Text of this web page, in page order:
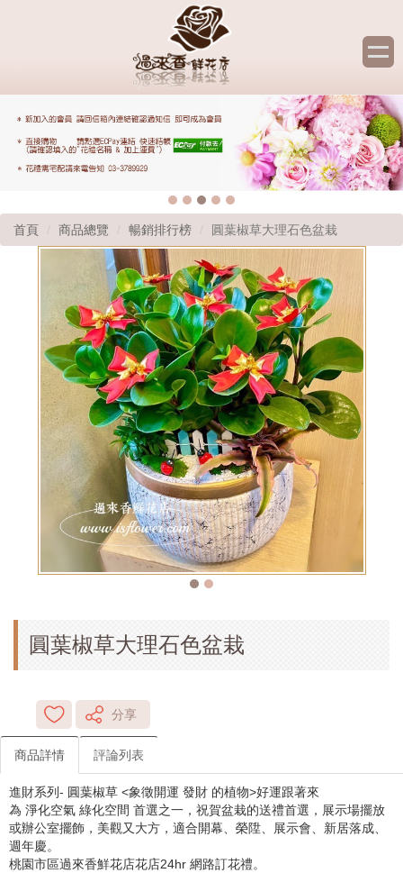
首頁 商品總覽 暢銷排行榜 圓葉椒草大理石色盆栽
圓葉椒草大理石色盆栽
分享
商品詳情 評論列表
進財系列- 圓葉椒草 <象徵開運 發財 的植物>好運跟著來
為 淨化空氣 綠化空間 首選之一，祝賀盆栽的送禮首選，展示場擺放
或辦公室擺飾，美觀又大方，適合開幕、榮陞、展示會、新居落成、
週年慶。
桃園市區過來香鮮花店花店24hr 網路訂花禮。